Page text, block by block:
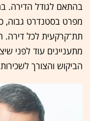
בהתאם לגודל הדירה.
מפרט בסטנדרט גבוה,
מתעניינים עוד לפני
הביקוש והצורך